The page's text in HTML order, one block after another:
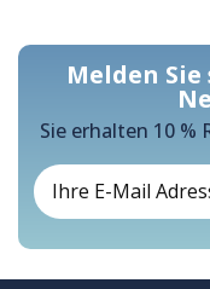
Melden
Sie erhalten 10